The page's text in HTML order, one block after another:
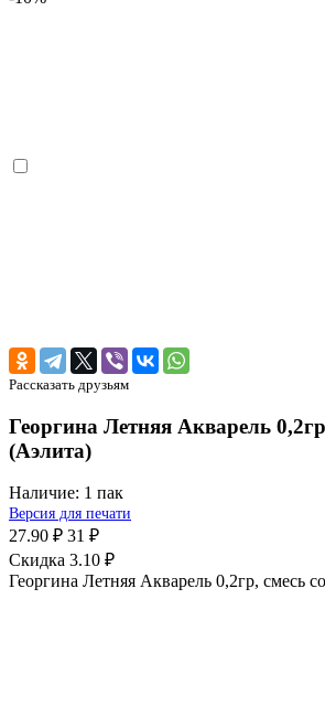
Рассказать друзьям
Георгина Летняя Акварель
(Аэлита)
Наличие: 1 пак
Версия для печати
27.90 ₽ 31 ₽
Скидка 3.10 ₽
Георгина Летняя Акварель 0,2гр, смесь